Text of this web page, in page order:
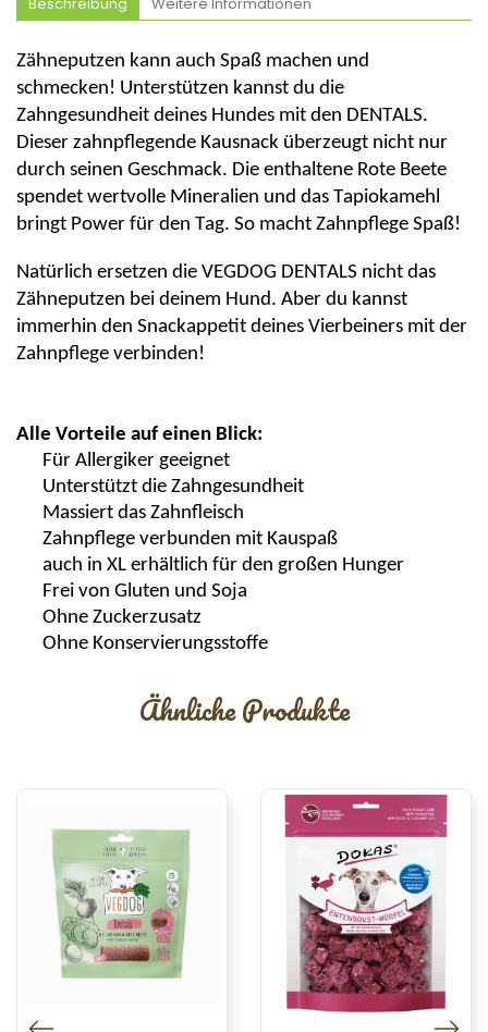
Beschreibung Weitere Informationen
Zähneputzen kann auch Spaß machen und
schmecken! Unterstützen kannst du die
Zahngesundheit deines Hundes mit den DENTALS.
Dieser zahnpflegende Kausnack überzeugt nicht nur
durch seinen Geschmack. Die enthaltene Rote Beete
spendet wertvolle Mineralien und das Tapiokamehl
bringt Power für den Tag. So macht Zahnpflege Spaß!
Natürlich ersetzen die VEGDOG DENTALS nicht das
Zähneputzen bei deinem Hund. Aber du kannst
immerhin den Snackappetit deines Vierbeiners mit der
Zahnpflege verbinden!
Alle Vorteile auf einen Blick:
Für Allergiker geeignet
Unterstützt die Zahngesundheit
Massiert das Zahnfleisch
Zahnpflege verbunden mit Kauspaß
auch in XL erhältlich für den großen Hunger
Frei von Gluten und Soja
Ohne Zuckerzusatz
Ohne Konservierungsstoffe
Ähnliche Produkte